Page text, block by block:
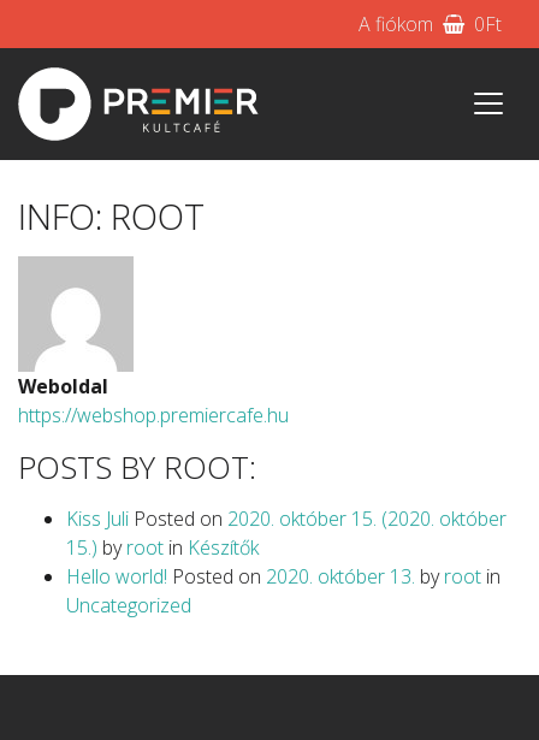
A fiókom 0Ft
INFO: ROOT
Weboldal
https://webshop.premiercafe.hu
POSTS BY ROOT:
Kiss Juli Posted on 2020. október 15. (2020. október
15.) byroot in Készítők
Hello world! Posted on 2020. október 13. byroot in
Uncategorized